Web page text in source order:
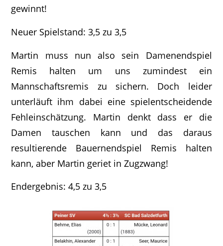
gewinnt!
Neuer Spielstand: 3,5 zu 3,5
Martin muss nun also sein Damenendspiel
Remis halten um uns zumindest ein
Mannschaftsremis zu sichern. Doch leider
unterläuft ihm dabei eine spielentscheidende
Fehleinschätzung. Martin denkt dass er die
Damen tauschen kann und das daraus
resultierende Bauernendspiel Remis halten
kann, aber Martin geriet in Zugzwang!
Endergebnis: 4,5 zu 3,5